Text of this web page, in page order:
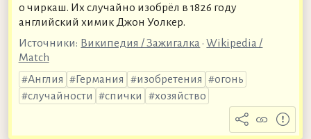
о чиркаш. Их случайно изобрёл в 1826 году
английский химик Джон Уолкер.
Источники: Википедия / Зажигалка •Wikipedia /
Match
Англия
Германия изобретения
огонь
случайности
спички хозяйство